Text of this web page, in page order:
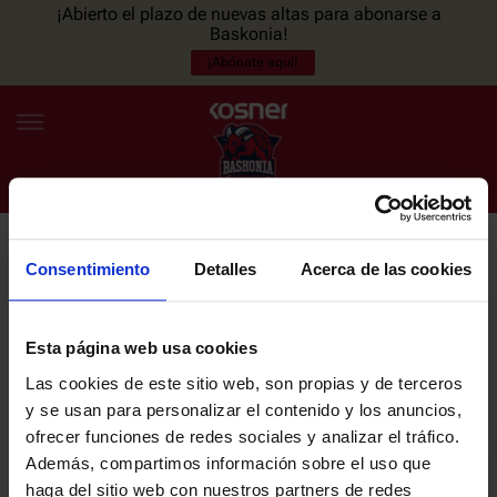
Consentimiento Detalles Acerca de las cookies
Esta página web usa cookies
Las cookies de este sitio web, son propias y de terceros
y se usan para personalizar el contenido y los anuncios,
ofrecer funciones de redes sociales y analizar el tráfico.
Además, compartimos información sobre el uso que
haga del sitio web con nuestros partners de redes
¡Abierto el plazo de nuevas altas para abonarse a
Baskonia!
¡Abónate aquí!
ES EU
NOTICIAS
PLANTILLA
ENTRADAS
NEWSLETTER
últimas noticias y promociones del club.
Email
He leído y acepto laPolítica de privacidaddel SASKI BASKONIA